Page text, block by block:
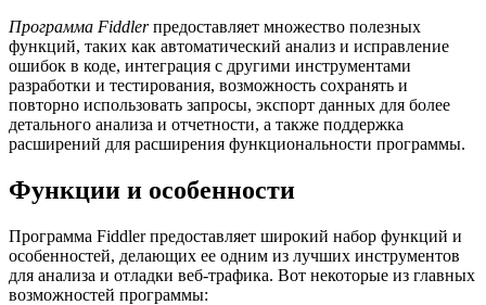
Программа Fiddlerпредоставляет множество полезных
функций, таких как автоматический анализ и исправление
ошибок в коде, интеграция с другими инструментами
разработки и тестирования, возможность сохранять и
повторно использовать запросы, экспорт данных для более
детального анализа и отчетности, а также поддержка
расширений для расширения функциональности программы.
Функции и особенности
Программа Fiddler предоставляет широкий набор функций и
особенностей, делающих ее одним из лучших инструментов
для анализа и отладки веб-трафика. Вот некоторые из главных
возможностей программы: